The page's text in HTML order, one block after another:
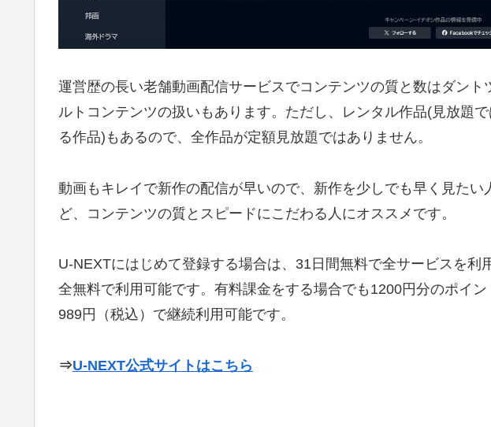
運営歴の長い老舗動画配信サービスでコンテンツの質と数はダン
ルトコンテンツの扱いもあります。ただし、レンタル作品(見放題
る作品)もあるので、全作品が定額見放題ではありません。
動画もキレイで新作の配信が早いので、新作を少しでも早く見たい
ど、コンテンツの質とスピードにこだわる人にオススメです。
U-NEXTにはじめて登録する場合は、31日間無料で全サービスを利
全無料で利用可能です。有料課金をする場合でも1200円分のポイ
989円（税込）で継続利用可能です。
⇒U-NEXT公式サイトはこちら